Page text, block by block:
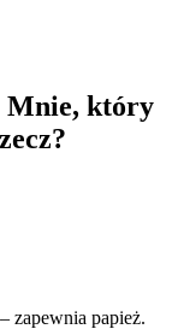
Mnie, który
zapewnia papież.